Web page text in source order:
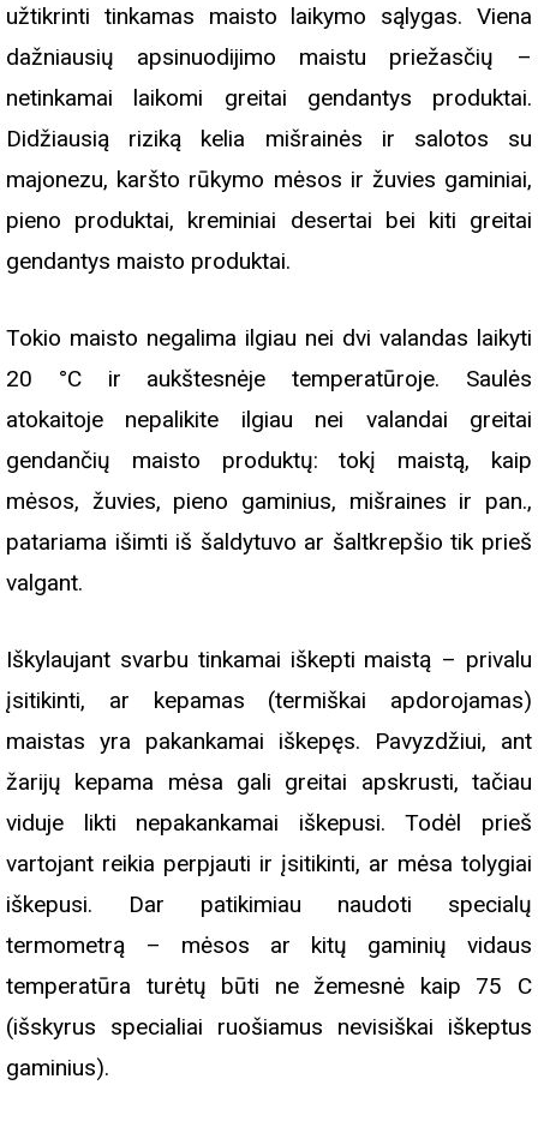
užtikrinti tinkamas maisto laikymo sąlygas. Viena
dažniausių apsinuodijimo maistu priežasčių –
netinkamai laikomi greitai gendantys produktai.
Didžiausią riziką kelia mišrainės ir salotos su
majonezu, karšto rūkymo mėsos ir žuvies gaminiai,
pieno produktai, kreminiai desertai bei kiti greitai
gendantys maisto produktai.
Tokio maisto negalima ilgiau nei dvi valandas laikyti
20 °C ir aukštesnėje temperatūroje. Saulės
atokaitoje nepalikite ilgiau nei valandai greitai
gendančių maisto produktų: tokį maistą, kaip
mėsos, žuvies, pieno gaminius, mišraines ir pan.,
patariama išimti iš šaldytuvo ar šaltkrepšio tik prieš
valgant.
Iškylaujant svarbu tinkamai iškepti maistą – privalu
įsitikinti, ar kepamas (termiškai apdorojamas)
maistas yra pakankamai iškepęs. Pavyzdžiui, ant
žarijų kepama mėsa gali greitai apskrusti, tačiau
viduje likti nepakankamai iškepusi. Todėl prieš
vartojant reikia perpjauti ir įsitikinti, ar mėsa tolygiai
iškepusi. Dar patikimiau naudoti specialų
termometrą – mėsos ar kitų gaminių vidaus
temperatūra turėtų būti ne žemesnė kaip 75 C
(išskyrus specialiai ruošiamus nevisiškai iškeptus
gaminius).